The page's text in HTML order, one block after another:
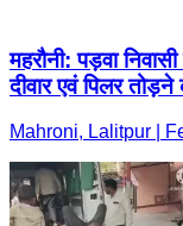
महरौनी: पड़वा
दीवार एवं पिलर
Mahroni, Lalitpur |